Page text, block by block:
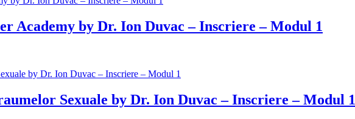
Academy by Dr. Ion Duvac – Inscriere – Modul 1
Sexuale by Dr. Ion Duvac – Inscriere – Modul 1